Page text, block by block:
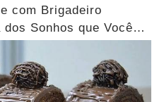
com Brigadeiro
Sonhos que Você